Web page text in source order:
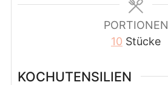
PORTIONEN
10 Stücke
KOCHUTENSILIEN